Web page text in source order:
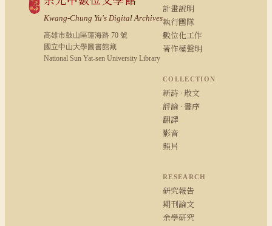
Kwang-Chung Yu's Digital Archives
高雄市鼓山區蓮海路 70 號
國立中山大學圖書館藏
National Sun Yat-sen University Library
計畫說明
執行團隊
數位化工作
著作權聲明
COLLECTION
新詩 · 散文
評論 · 書序
翻譯
影音
照片
RESEARCH
研究報告
期刊論文
余學研究